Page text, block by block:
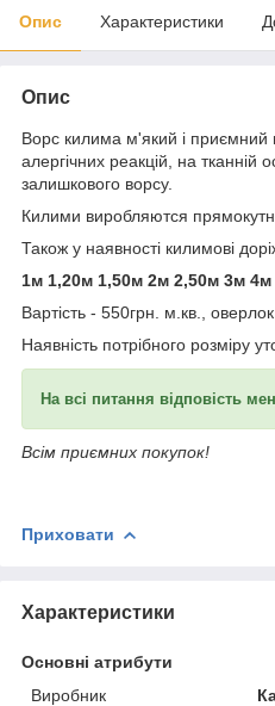
Опис Характеристики
Опис
Ворс килима м'який і приємний
алергічних реакцій, на тканній
залишкового ворсу.
Килими виробляются
Також у наявності килимові
1м 1,20м 1,50м 2м 2,50м 3м 4м
Вартість - 550грн. м.кв.,
Наявність потрібного розміру
На всі питання відповість
Всім приємних покупок!
Приховати
Характеристики
Основні атрибути
Виробник